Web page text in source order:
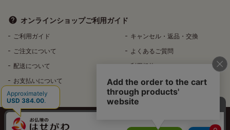
オンラインショップご利用ガイド
ご利用ガイド
ご注文について
配送について
お支払いについて
キャンセル・返品・交換
よくあるご質問
利用規約
特定商取引法に基づく表記
個人情報保護方針